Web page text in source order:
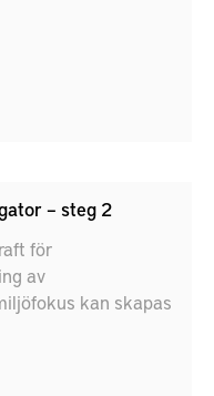
– steg 2
för
av
kan skapas